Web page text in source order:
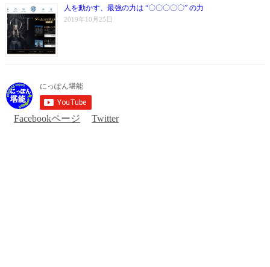
人を動かす、最強の力は “〇〇〇〇〇” の力
2019年10月25日
Facebookページ Twitter